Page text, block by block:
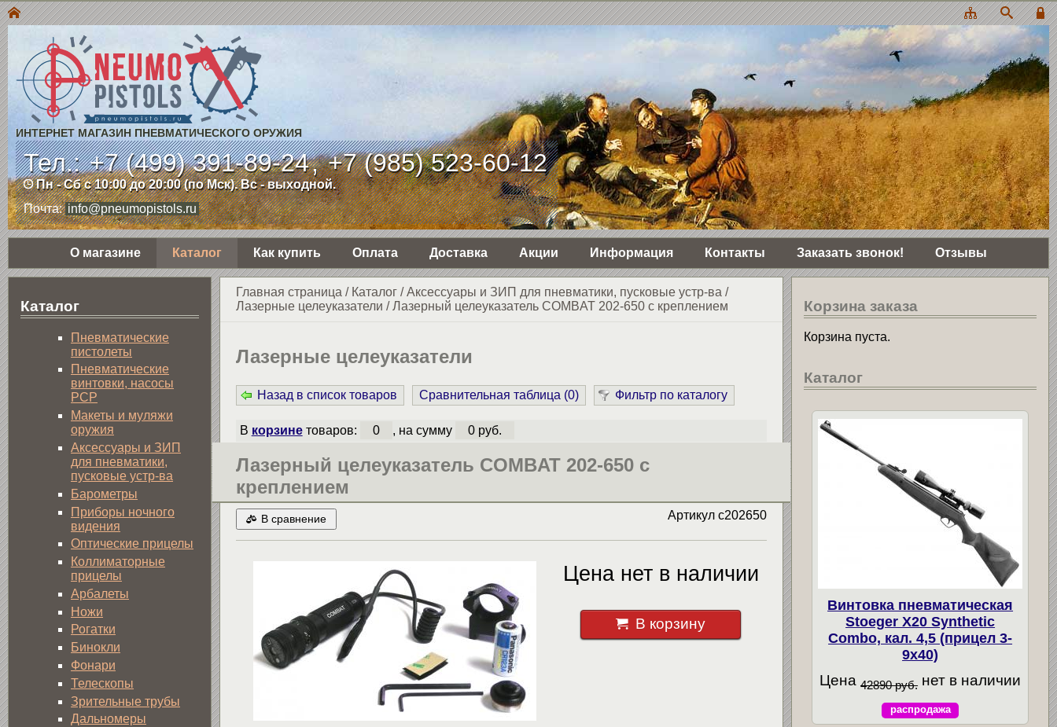
ИНТЕРНЕТ МАГАЗИН ПНЕВМАТИЧЕСКОГО ОРУЖИЯ
Тел.:+7 (499) 391-89-24,+7 (985) 523-60-12
Пн - Сб с 10:00 до 20:00 (по Мск). Вс - выходной.
Почта: info@pneumopistols.ru
О магазине Каталог Как купить Оплата Доставка Акции Информация Контакты Заказать звонок! Отзывы
Главная страница / Каталог/Аксессуары и ЗИП для пневматики, пусковые устр-ва /
Лазерные целеуказатели /Лазерный целеуказатель COMBAT 202-650 с креплением
Лазерные целеуказатели
Назад в список товаров Сравнительная таблица (0) Фильтр по каталогу
В корзинетоваров: 0 , на сумму 0 руб.
Лазерный целеуказатель COMBAT 202-650 с
креплением
В сравнение Артикулc202650
Цена нет в наличии
В корзину
Каталог
Пнев­ма­ти­чес­кие
пистолеты
Пневматические
винтовки, насосы
PCP
Макеты и муляжи
оружия
Аксессуары и ЗИП
для пневматики,
пусковые устр-ва
Барометры
Приборы ночного
видения
Оптические прицелы
Коллиматорные
прицелы
Арбалеты
Ножи
Рогатки
Бинокли
Фонари
Телескопы
Зрительные трубы
Дальномеры
Корзина заказа
Корзина пуста.
Каталог
Винтовка пневматическая
Stoeger X20 Synthetic
Combo, кал. 4,5 (прицел 3-
9х40)
Цена 42890 руб. нет в наличии
распродажа